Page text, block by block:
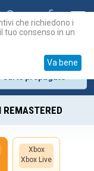
REMASTERED
Xbox
Xbox Live
che richiedono i
tuo consenso in un
Va bene